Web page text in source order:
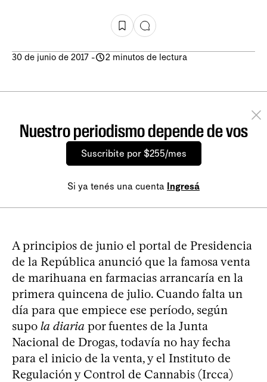
30 de junio de 2017 - 2 minutos de lectura
Nuestro periodismo depende de vos
Suscribite por $255/mes
Si ya tenés una cuenta Ingresá
A principios de junio el portal de Presidencia
de la República anunció que la famosa venta
de marihuana en farmacias arrancaría en la
primera quincena de julio. Cuando falta un
día para que empiece ese período, según
supo la diaria por fuentes de la Junta
Nacional de Drogas, todavía no hay fecha
para el inicio de la venta, y el Instituto de
Regulación y Control de Cannabis (Ircca)